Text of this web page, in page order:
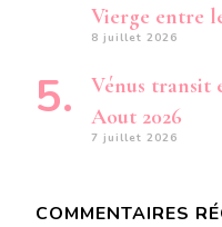
Vierge entre
8 juillet 2026
Vénus transit
Aout 2026
7 juillet 2026
COMMENTAIRES